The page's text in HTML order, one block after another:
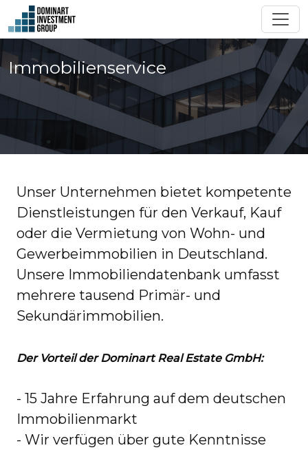
Immobilienservice
Unser Unternehmen bietet kompetente
Dienstleistungen für den Verkauf, Kauf
oder die Vermietung von Wohn- und
Gewerbeimmobilien in Deutschland.
Unsere Immobiliendatenbank umfasst
mehrere tausend Primär- und
Sekundärimmobilien.
Der Vorteil der Dominart Real Estate GmbH:
- 15 Jahre Erfahrung auf dem deutschen
Immobilienmarkt
- Wir verfügen über gute Kenntnisse